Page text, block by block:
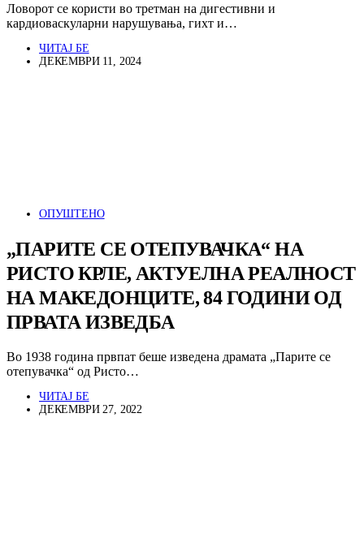
Ловорот се користи во третман на дигестивни и
кардиоваскуларни нарушувања, гихт и…
ЧИТАЈ БЕ
ДЕКЕМВРИ 11, 2024
ОПУШТЕНО
„ПАРИТЕ СЕ ОТЕПУВАЧКА“ НА
РИСТО КРЛЕ, АКТУЕЛНА РЕАЛНОСТ
НА МАКЕДОНЦИТЕ, 84 ГОДИНИ ОД
ПРВАТА ИЗВЕДБА
Во 1938 година првпат беше изведена драмата „Парите се
отепувачка“ од Ристо…
ЧИТАЈ БЕ
ДЕКЕМВРИ 27, 2022